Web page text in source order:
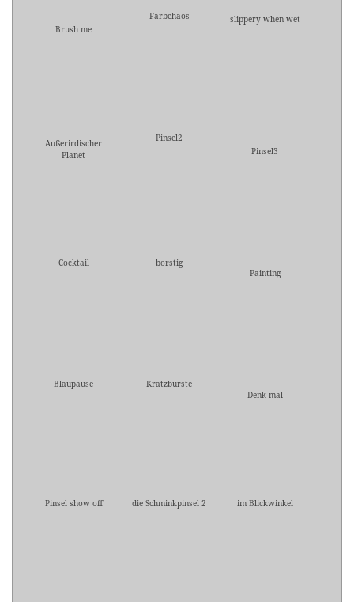
Brush me
Farbchaos slippery when wet
Außerirdischer
Planet
Pinsel2
Pinsel3
Cocktail
borstig
Painting
Blaupause
Kratzbürste
Denk mal
Pinsel show off die Schminkpinsel 2 im Blickwinkel